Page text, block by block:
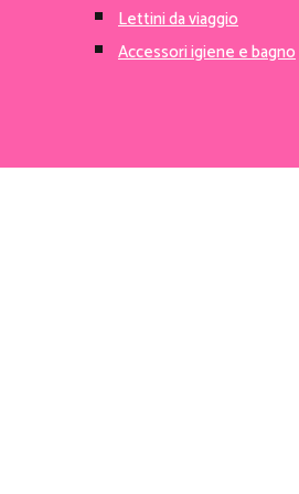
Set igiene
Accessori igiene e bagno
Lettini da viaggio